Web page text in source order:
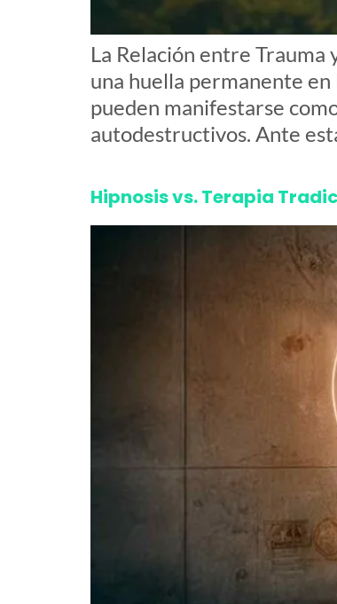
La Relación entre
una huella permanente
pueden manifestarse
autodestructivos. Ante
Hipnosis vs. Terapia